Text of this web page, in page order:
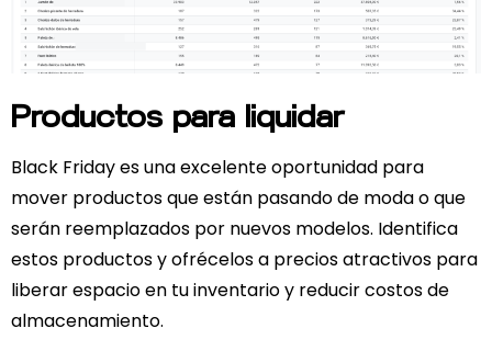
Productos para liquidar
Black Friday es una excelente oportunidad para
mover productos que están pasando de moda o que
serán reemplazados por nuevos modelos. Identifica
estos productos y ofrécelos a precios atractivos para
liberar espacio en tu inventario y reducir costos de
almacenamiento.